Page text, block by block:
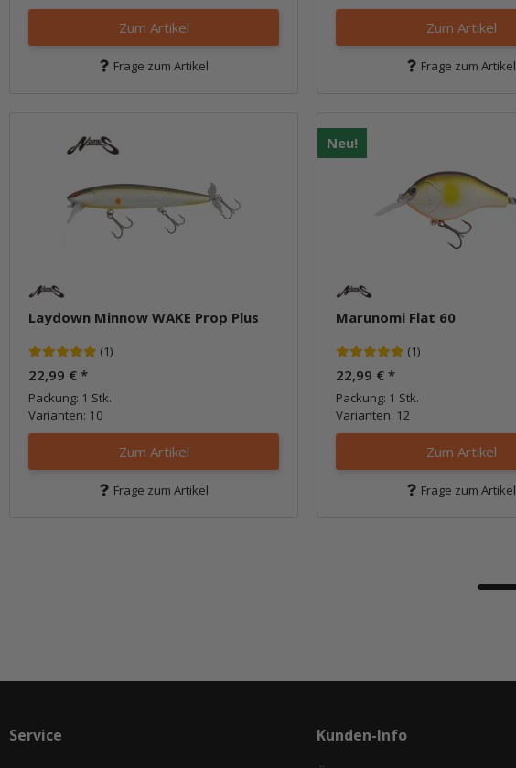
Zum Artikel
Frage zum Artikel
Zum Artikel
Frage zum Artikel
Laydown Minnow WAKE Prop Plus
(1)
22,99 € *
Packung: 1 Stk.
Varianten: 10
Zum Artikel
Frage zum Artikel
Neu!
Marunomi Flat 60
(1)
22,99 € *
Packung: 1 Stk.
Varianten: 12
Zum Artikel
Frage zum Artikel
Service Kunden-Info